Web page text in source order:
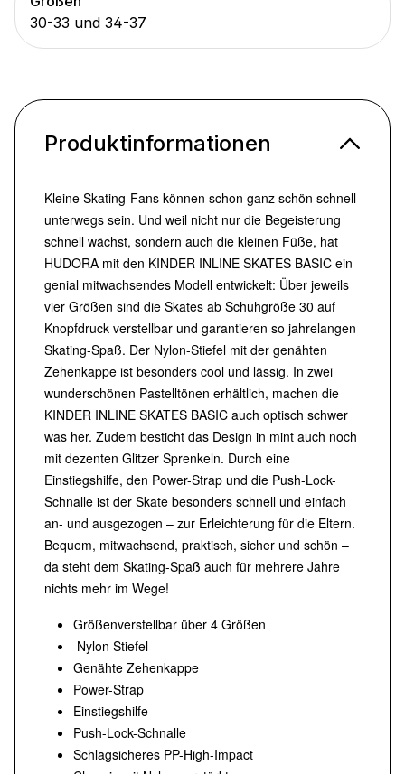
30-33 und 34-37
Produktinformationen
Kleine Skating-Fans können schon ganz schön schnell
unterwegs sein. Und weil nicht nur die Begeisterung
schnell wächst, sondern auch die kleinen Füße, hat
HUDORA mit den KINDER INLINE SKATES BASIC ein
genial mitwachsendes Modell entwickelt: Über jeweils
vier Größen sind die Skates ab Schuhgröße 30 auf
Knopfdruck verstellbar und garantieren so jahrelangen
Skating-Spaß. Der Nylon-Stiefel mit der genähten
Zehenkappe ist besonders cool und lässig. In zwei
wunderschönen Pastelltönen erhältlich, machen die
KINDER INLINE SKATES BASIC auch optisch schwer
was her. Zudem besticht das Design in mint auch noch
mit dezenten Glitzer Sprenkeln. Durch eine
Einstiegshilfe, den Power-Strap und die Push-Lock-
Schnalle ist der Skate besonders schnell und einfach
an- und ausgezogen – zur Erleichterung für die Eltern.
Bequem, mitwachsend, praktisch, sicher und schön –
da steht dem Skating-Spaß auch für mehrere Jahre
nichts mehr im Wege!
Größenverstellbar über 4 Größen
Nylon Stiefel
Genähte Zehenkappe
Power-Strap
Einstiegshilfe
Push-Lock-Schnalle
Schlagsicheres PP-High-Impact